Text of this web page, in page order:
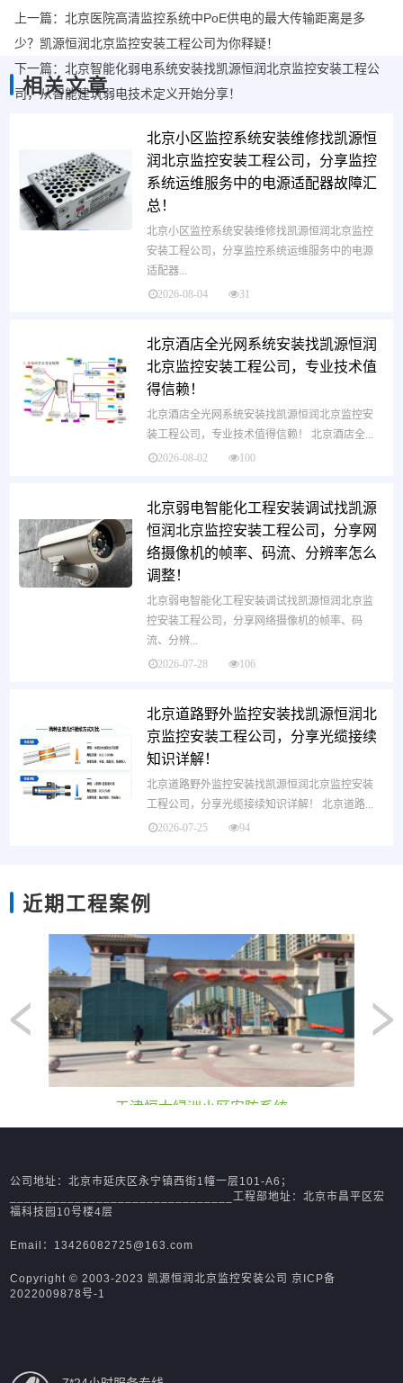
上一篇： 北京医院高清监控系统中PoE供电的最大传输距离是多
少？凯源恒润北京监控安装工程公司为你释疑！
下一篇： 北京智能化弱电系统安装找凯源恒润北京监控安装工程公
司，从智能建筑弱电技术定义开始分享！
相关文章
北京小区监控系统安装维修找凯源恒
润北京监控安装工程公司，分享监控
系统运维服务中的电源适配器故障汇
总！
北京小区监控系统安装维修找凯源恒润北京监控
安装工程公司，分享监控系统运维服务中的电源
适配器...
2026-08-04 31
北京酒店全光网系统安装找凯源恒润
北京监控安装工程公司，专业技术值
得信赖！
北京酒店全光网系统安装找凯源恒润北京监控安
装工程公司，专业技术值得信赖！ 北京酒店全...
2026-08-02 100
北京弱电智能化工程安装调试找凯源
恒润北京监控安装工程公司，分享网
络摄像机的帧率、码流、分辨率怎么
调整！
北京弱电智能化工程安装调试找凯源恒润北京监
控安装工程公司，分享网络摄像机的帧率、码
流、分辨...
2026-07-28 106
北京道路野外监控安装找凯源恒润北
京监控安装工程公司，分享光缆接续
知识详解！
北京道路野外监控安装找凯源恒润北京监控安装
工程公司，分享光缆接续知识详解！ 北京道路...
2026-07-25 94
近期工程案例
中国人民解放军某研究院监控系
公司地址：北京市延庆区永宁镇西街1幢一层101-A6；
_______________________________工程部地址：北京市昌平区宏
福科技园10号楼4层
Email：13426082725@163.com
Copyright © 2003-2023 凯源恒润北京监控安装公司京ICP备
2022009878号-1